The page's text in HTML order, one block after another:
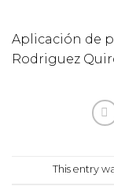
Aplicación de
Rodriguez
This entry